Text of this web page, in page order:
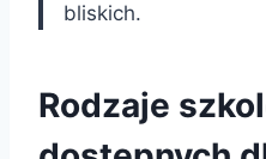
bliskich.
Rodzaje